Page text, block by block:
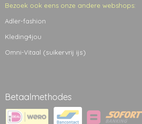
Bezoek ook eens onze andere webshops:
Adler-fashion
Kleding4jou
Omni-Vitaal (suikervrij ijs)
Betaalmethodes